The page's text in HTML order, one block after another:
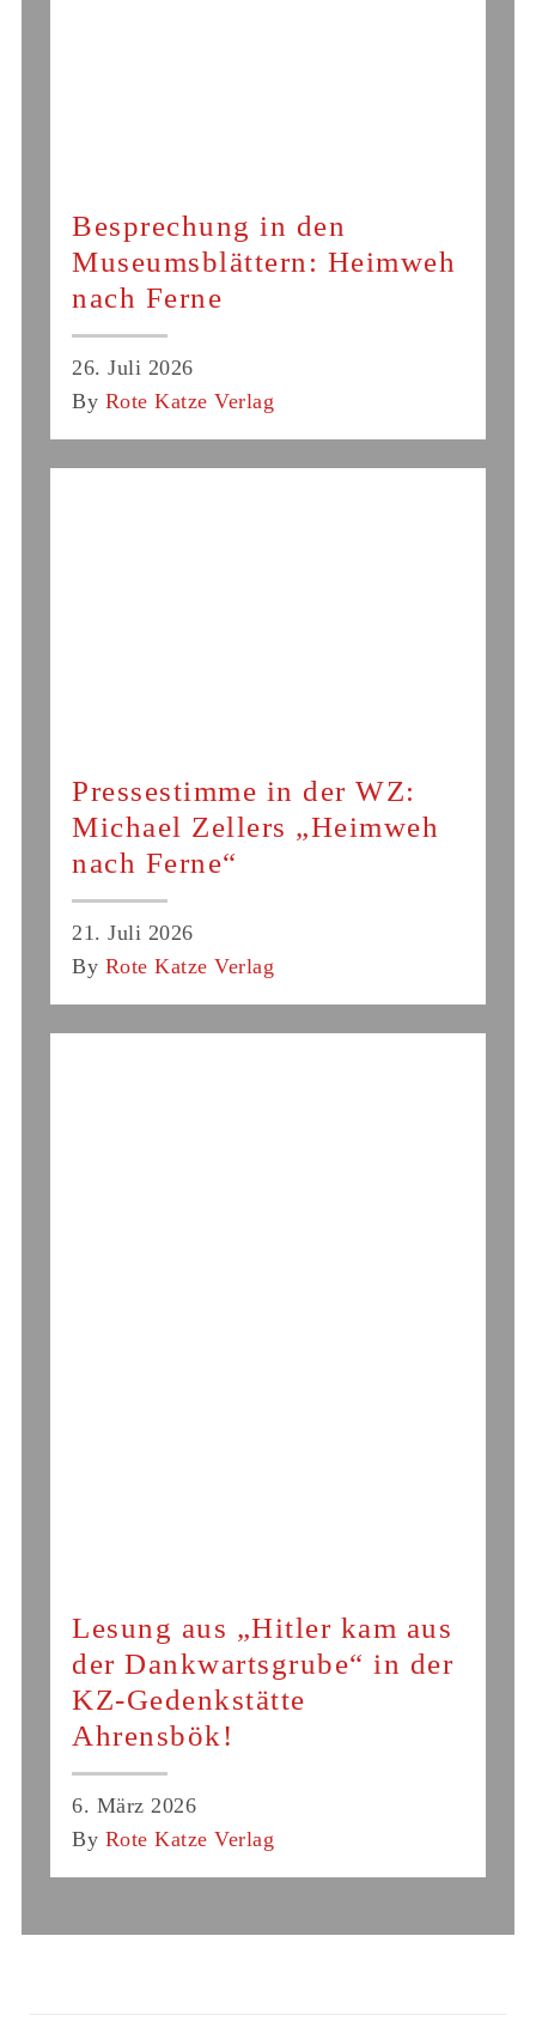
Besprechung in den
Museumsblättern: Heimweh
nach Ferne
26. Juli 2026
By Rote Katze Verlag
Pressestimme in der WZ:
Michael Zellers „Heimweh
nach Ferne“
21. Juli 2026
By Rote Katze Verlag
Lesung aus „Hitler kam aus
der Dankwartsgrube“ in der
KZ-Gedenkstätte
Ahrensbök!
6. März 2026
By Rote Katze Verlag